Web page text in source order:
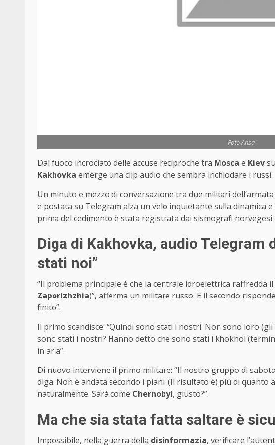
Foto Ansa
Dal fuoco incrociato delle accuse reciproche tra Mosca e Kiev
Kakhovka emerge una clip audio che sembra inchiodare i russi.
Un minuto e mezzo di conversazione tra due militari dell’armata
e postata su Telegram alza un velo inquietante sulla dinamica
prima del cedimento è stata registrata dai sismografi norvegesi
Diga di Kakhovka, audio Telegram
stati noi”
“Il problema principale è che la centrale idroelettrica raffredda
Zaporizhzhia)”, afferma un militare russo. E il secondo
finito”.
Il primo scandisce: “Quindi sono stati i nostri. Non sono loro (gli
sono stati i nostri? Hanno detto che sono stati i khokhol
in aria”.
Di nuovo interviene il primo militare: “Il nostro gruppo di
diga. Non è andata secondo i piani. (Il risultato è) più di quanto
naturalmente. Sarà come Chernobyl, giusto?”.
Ma che sia stata fatta saltare è
Impossibile, nella guerra della disinformazia, verificare